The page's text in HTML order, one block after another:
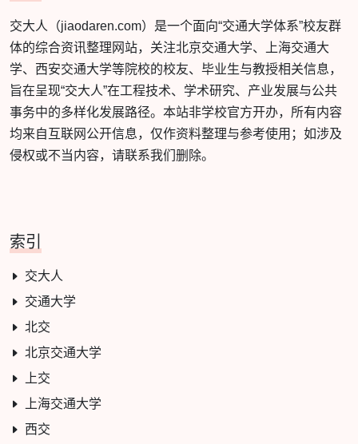
交大人（jiaodaren.com）是一个面向“交通大学体系”校友群
体的综合资讯整理网站，关注北京交通大学、上海交通大
学、西安交通大学等院校的校友、毕业生与教授相关信息，
旨在呈现“交大人”在工程技术、学术研究、产业发展与公共
事务中的多样化发展路径。本站非学校官方开办，所有内容
均来自互联网公开信息，仅作资料整理与参考使用；如涉及
侵权或不当内容，请联系我们删除。
索引
交大人
交通大学
北交
北京交通大学
上交
上海交通大学
西交